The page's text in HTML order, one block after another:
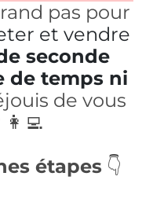
pas pour
et vendre
seconde
de temps ni
de vous
étapes 👇